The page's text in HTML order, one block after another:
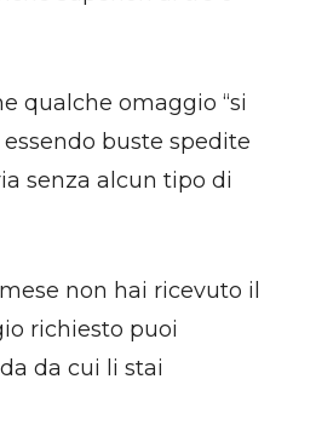
qualche omaggio “si
buste spedite
senza alcun tipo di
non hai ricevuto il
richiesto puoi
da cui li stai